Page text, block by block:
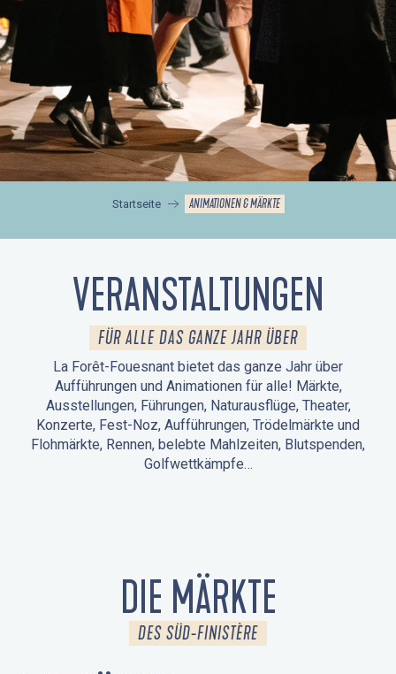
Startseite ANIMATIONEN & MÄRKTE
VERANSTALTUNGEN
FÜR ALLE DAS GANZE JAHR ÜBER
La Forêt-Fouesnant bietet das ganze Jahr über
Aufführungen und Animationen für alle! Märkte,
Ausstellungen, Führungen, Naturausflüge, Theater,
Konzerte, Fest-Noz, Aufführungen, Trödelmärkte und
Flohmärkte, Rennen, belebte Mahlzeiten, Blutspenden,
Golfwettkämpfe…
DIE MÄRKTE
DES SÜD-FINISTÈRE